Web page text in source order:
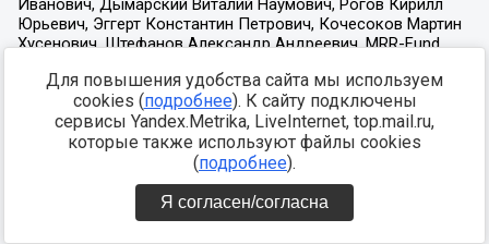
Для повышения удобства сайта мы используем
cookies (подробнее). К сайту подключены
сервисы Yandex.Metrika, LiveInternet, top.mail.ru,
которые также используют файлы cookies
(подробнее).
Я согласен/согласна